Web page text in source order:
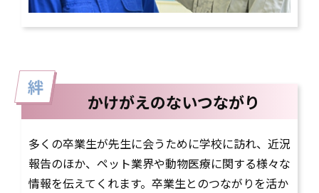
かけがえのないつながり
多くの卒業生が先生に会うために学校に訪れ、近況
報告のほか、ペット業界や動物医療に関する様々な
情報を伝えてくれます。卒業生とのつながりを活か